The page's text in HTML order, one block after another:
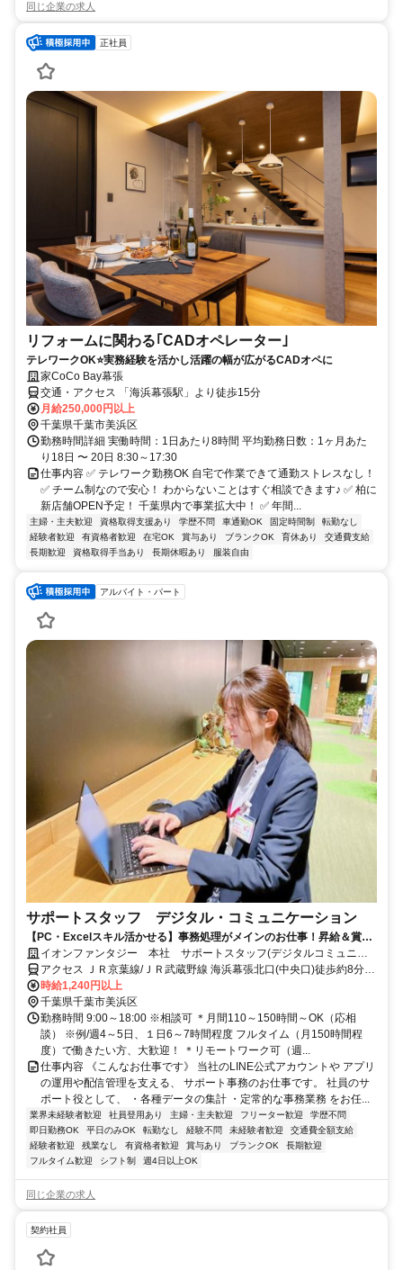
同じ企業の求人
正社員
リフォームに関わる｢CADオペレーター｣
テレワークOK⭐実務経験を活かし活躍の幅が広がるCADオペに
家CoCo Bay幕張
交通・アクセス 「海浜幕張駅」より徒歩15分
月給250,000円以上
千葉県千葉市美浜区
勤務時間詳細 実働時間：1日あたり8時間 平均勤務日数：1ヶ月あた
り18日 〜 20日 8:30～17:30
仕事内容 ✅ テレワーク勤務OK 自宅で作業できて通勤ストレスなし！
✅ チーム制なので安心！ わからないことはすぐ相談できます♪ ✅ 柏に
新店舗OPEN予定！ 千葉県内で事業拡大中！ ✅ 年間...
主婦・主夫歓迎 資格取得支援あり 学歴不問 車通勤OK 固定時間制
転勤なし
経験者歓迎
有資格者歓迎 在宅OK 賞与あり ブランクOK 育休あり
交通費支給
長期歓迎
資格取得手当あり 長期休暇あり 服装自由
アルバイト・パート
サポートスタッフ デジタル・コミュニケーション
【PC・Excelスキル活かせる】事務処理がメインのお仕事！昇給＆賞与
あり★土日祝休み★髪色自由
イオンファンタジー 本社 サポートスタッフ(デジタルコミュニケ
ーションチーム)
アクセス ＪＲ京葉線/ＪＲ武蔵野線 海浜幕張北口(中央口)徒歩約8分、
ＪＲ京葉線/ＪＲ武蔵野線 幕張豊砂徒歩約20分、京成千葉線 京成幕張
徒歩約26分
時給1,240円以上
千葉県千葉市美浜区
勤務時間 9:00～18:00 ※相談可 ＊月間110～150時間～OK（応相
談） ※例/週4～5日、１日6～7時間程度 フルタイム（月150時間程
度）で働きたい方、大歓迎！ ＊リモートワーク可（週...
仕事内容 《こんなお仕事です》 当社のLINE公式アカウントや アプリ
の運用や配信管理を支える、 サポート事務のお仕事です。 社員のサ
ポート役として、 ・各種データの集計 ・定常的な事務業務 をお任...
業界未経験者歓迎 社員登用あり 主婦・主夫歓迎 フリーター歓迎
学歴不問
即日勤務OK
平日のみOK 転勤なし 経験不問 未経験者歓迎
交通費全額支給
経験者歓迎
残業なし 有資格者歓迎 賞与あり ブランクOK
長期歓迎
フルタイム歓迎
シフト制 週4日以上OK
同じ企業の求人
契約社員